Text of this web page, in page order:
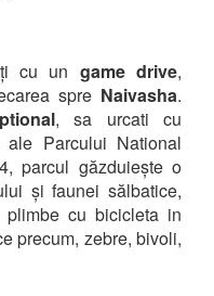
cu un game drive,
spre Naivasha.
, sa urcati cu
Parcului National
parcul găzduiește o
și faunei sălbatice,
cu bicicleta in
precum, zebre, bivoli,